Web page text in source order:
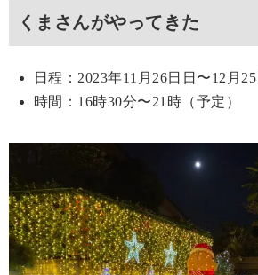
くまさんがやってきた
日程：2023年11月26日日〜12月25
時間：16時30分〜21時（予定）